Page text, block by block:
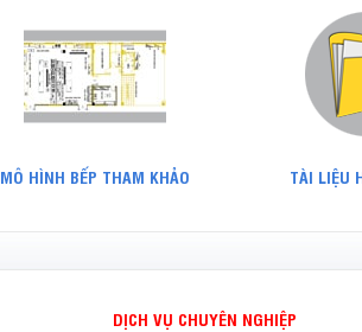
MÔ HÌNH BẾP THAM KHẢO TÀI LIỆU
DỊCH VỤ CHUYÊN NGHIỆP